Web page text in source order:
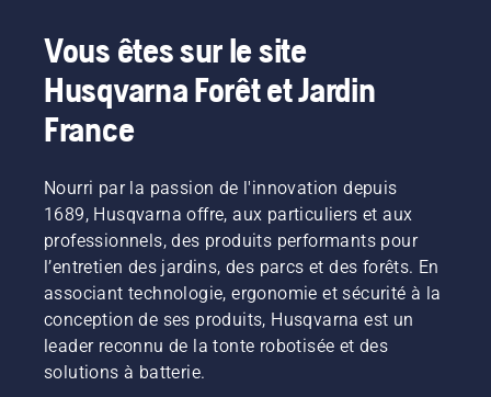
situations.
Vous êtes sur le site
Husqvarna Forêt et Jardin
France
Nourri par la passion de l'innovation depuis
1689, Husqvarna offre, aux particuliers et aux
professionnels, des produits performants pour
l’entretien des jardins, des parcs et des forêts. En
associant technologie, ergonomie et sécurité à la
conception de ses produits, Husqvarna est un
leader reconnu de la tonte robotisée et des
solutions à batterie.